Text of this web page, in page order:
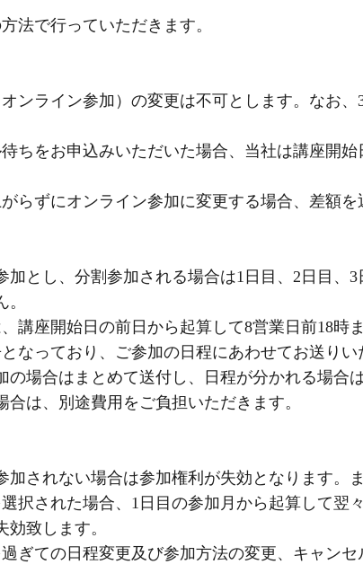
法で行っていただきます。
ンライン参加）の変更は不可とします。なお
ちをお申込みいただいた場合、当社は講座開
らずにオンライン参加に変更する場合、差額を
加とし、分割参加される場合は1日目、2日目、
講座開始日の前日から起算して8営業日前18時
なっており、ご参加の日程にあわせてお送りい
の場合はまとめて送付し、日程が分かれる場合
は、別途費用をご負担いただきます。
加されない場合は参加権利が失効となります。
択された場合、1日目の参加月から起算して翌
致します。
ぎての日程変更及び参加方法の変更、キャン